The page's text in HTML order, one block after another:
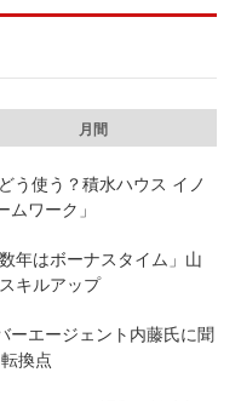
月間
う使う？積水ハウス イノ
ワーク」
年はボーナスタイム」山
キルアップ
ーエージェント内藤氏に聞
換点